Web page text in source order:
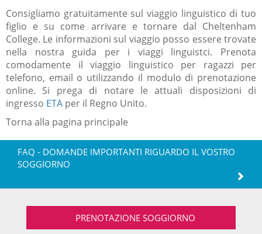
Consigliamo gratuitamente sul viaggio linguistico di tuo
figlio e su come arrivare e tornare dal Cheltenham
College. Le informazioni sul viaggio posso essere trovate
nella nostra guida per i viaggi linguistci. Prenota
comodamente il viaggio linguistico per ragazzi per
telefono, email o utilizzando il modulo di prenotazione
online. Si prega di notare le attuali disposizioni di
ingresso ETA per il Regno Unito.
Torna alla pagina principale
FAQ - DOMANDE IMPORTANTI RIGUARDO IL VOSTRO
SOGGIORNO
PRENOTAZIONE SOGGIORNO